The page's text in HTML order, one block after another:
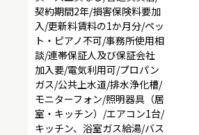
契約期間2年/損害保険料要加
入/更新料賃料の1か月分/ペッ
ト・ピアノ不可/事務所使用相
談/連帯保証人及び保証会社
加入要/電気利用可/プロパン
ガス/公共上水道/排水浄化槽/
モニターフォン/照明器具（居
室・キッチン）/エアコン1台/
キッチン、浴室ガス給湯/バス